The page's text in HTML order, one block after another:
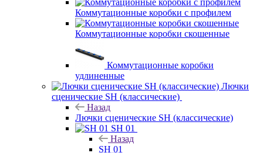
Коммутационные коробки с профилем
Коммутационные коробки скошенные
Коммутационные коробки
удлиненные
Лючки
сценические SH (классические)
Назад
Лючки сценические SH (классические)
SH 01
Назад
SH 01